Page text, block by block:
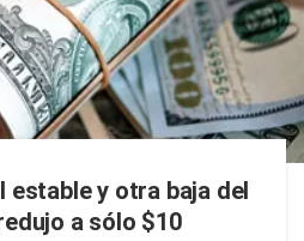
estable y otra baja del
a sólo $10